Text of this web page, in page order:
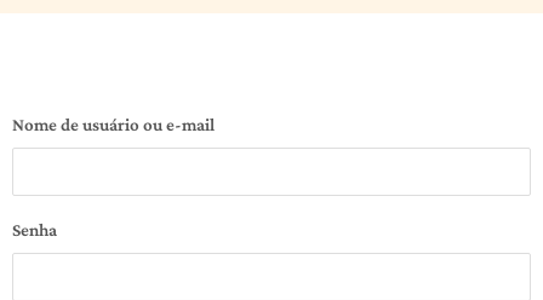
Nome de usuário ou e-mail
Senha